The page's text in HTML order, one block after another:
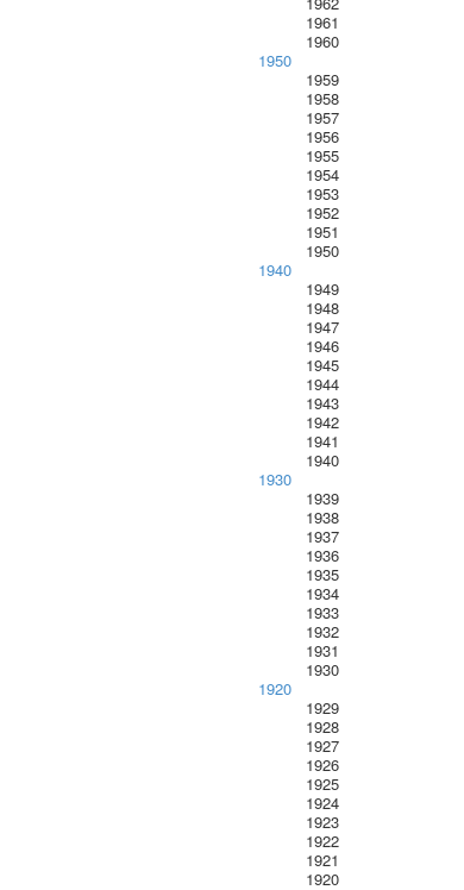
1961
1960
1950
1959
1958
1957
1956
1955
1954
1953
1952
1951
1950
1940
1949
1948
1947
1946
1945
1944
1943
1942
1941
1940
1930
1939
1938
1937
1936
1935
1934
1933
1932
1931
1930
1920
1929
1928
1927
1926
1925
1924
1923
1922
1921
1920